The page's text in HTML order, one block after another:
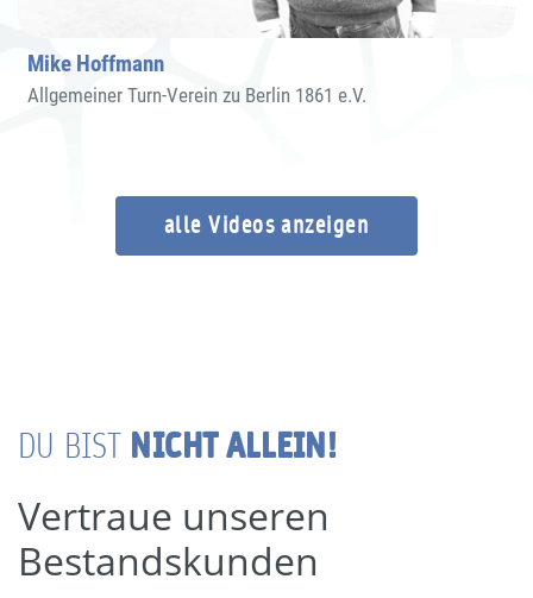
Mike Hoffmann
Allgemeiner Turn-Verein zu Berlin 1861 e.V.
alle Videos anzeigen
DU BIST NICHT ALLEIN!
Vertraue unseren
Bestandskunden